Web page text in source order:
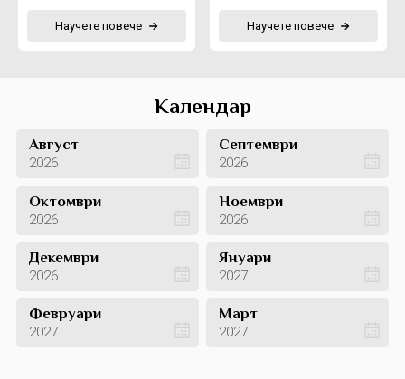
Научете повече Научете повече
Календар
Август
2026
Септември
2026
Октомври
2026
Ноември
2026
Декември
2026
Януари
2027
Февруари
2027
Март
2027